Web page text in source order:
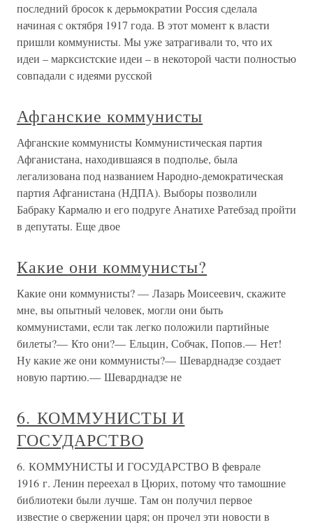
последний бросок к дерьмократии Россия сделала
начиная с октября 1917 года. В этот момент к власти
пришли коммунисты. Мы уже затрагивали то, что их
идеи – марксистские идеи – в некоторой части полностью
совпадали с идеями русской
Афганские коммунисты
Афганские коммунисты Коммунистическая партия
Афганистана, находившаяся в подполье, была
легализована под названием Народно-демократическая
партия Афганистана (НДПА). Выборы позволили
Бабраку Кармалю и его подруге Анатихе Ратебзад пройти
в депутаты. Еще двое
Какие они коммунисты?
Какие они коммунисты? — Лазарь Моисеевич, скажите
мне, вы опытный человек, могли они быть
коммунистами, если так легко положили партийные
билеты?— Кто они?— Ельцин, Собчак, Попов.— Нет!
Ну какие же они коммунисты?— Шеварднадзе создает
новую партию.— Шеварднадзе не
6. КОММУНИСТЫ И
ГОСУДАРСТВО
6. КОММУНИСТЫ И ГОСУДАРСТВО В феврале
1916 г. Ленин переехал в Цюрих, потому что тамошние
библиотеки были лучше. Там он получил первое
известие о свержении царя; он прочел эти новости в